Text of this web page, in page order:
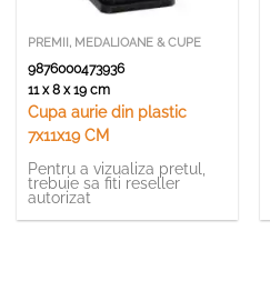
PREMII, MEDALIOANE & CUPE
9876000473936
11 x 8 x 19 cm
Cupa aurie din plastic
7x11x19 CM
Pentru a vizualiza pretul,
trebuie sa fiti reseller
autorizat